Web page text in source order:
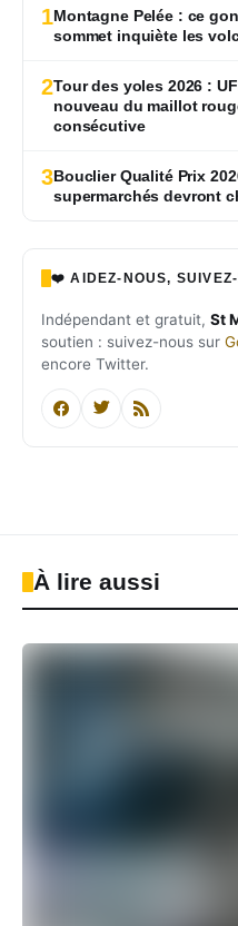
1Montagne Pelée : ce
sommet inquiète les
2Tour des yoles 2026 :
nouveau du maillot
consécutive
3Bouclier Qualité Prix
supermarchés devront
❤️ AIDEZ-NOUS,
Indépendant et gratuit, St
soutien : suivez-nous sur
encore Twitter.
À lire aussi